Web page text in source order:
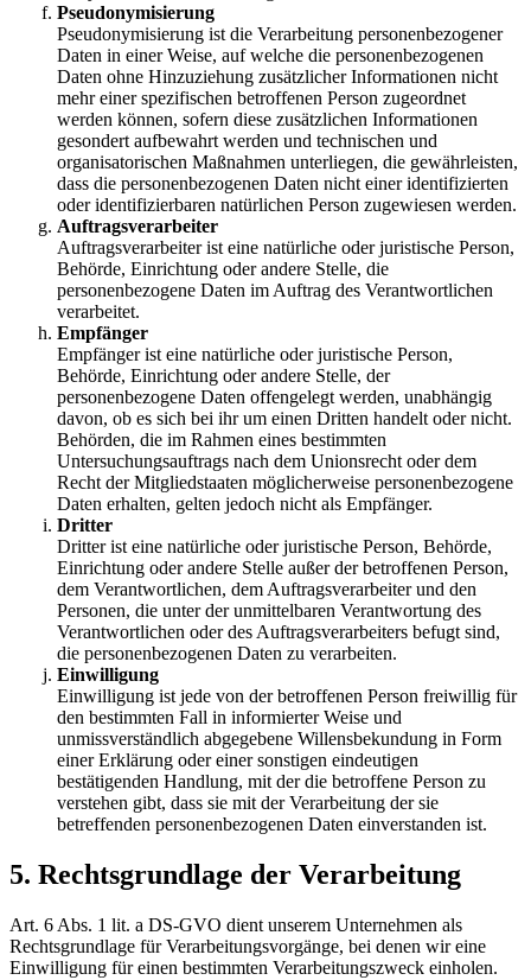
Pseudonymisierung
Pseudonymisierung ist die Verarbeitung personenbezogener
Daten in einer Weise, auf welche die personenbezogenen
Daten ohne Hinzuziehung zusätzlicher Informationen nicht
mehr einer spezifischen betroffenen Person zugeordnet
werden können, sofern diese zusätzlichen Informationen
gesondert aufbewahrt werden und technischen und
organisatorischen Maßnahmen unterliegen, die gewährleisten,
dass die personenbezogenen Daten nicht einer identifizierten
oder identifizierbaren natürlichen Person zugewiesen werden.
Auftragsverarbeiter
Auftragsverarbeiter ist eine natürliche oder juristische Person,
Behörde, Einrichtung oder andere Stelle, die
personenbezogene Daten im Auftrag des Verantwortlichen
verarbeitet.
Empfänger
Empfänger ist eine natürliche oder juristische Person,
Behörde, Einrichtung oder andere Stelle, der
personenbezogene Daten offengelegt werden, unabhängig
davon, ob es sich bei ihr um einen Dritten handelt oder nicht.
Behörden, die im Rahmen eines bestimmten
Untersuchungsauftrags nach dem Unionsrecht oder dem
Recht der Mitgliedstaaten möglicherweise personenbezogene
Daten erhalten, gelten jedoch nicht als Empfänger.
Dritter
Dritter ist eine natürliche oder juristische Person, Behörde,
Einrichtung oder andere Stelle außer der betroffenen Person,
dem Verantwortlichen, dem Auftragsverarbeiter und den
Personen, die unter der unmittelbaren Verantwortung des
Verantwortlichen oder des Auftragsverarbeiters befugt sind,
die personenbezogenen Daten zu verarbeiten.
Einwilligung
Einwilligung ist jede von der betroffenen Person freiwillig für
den bestimmten Fall in informierter Weise und
unmissverständlich abgegebene Willensbekundung in Form
einer Erklärung oder einer sonstigen eindeutigen
bestätigenden Handlung, mit der die betroffene Person zu
verstehen gibt, dass sie mit der Verarbeitung der sie
betreffenden personenbezogenen Daten einverstanden ist.
5. Rechtsgrundlage der Verarbeitung
Art. 6 Abs. 1 lit. a DS-GVO dient unserem Unternehmen als
Rechtsgrundlage für Verarbeitungsvorgänge, bei denen wir eine
Einwilligung für einen bestimmten Verarbeitungszweck einholen.